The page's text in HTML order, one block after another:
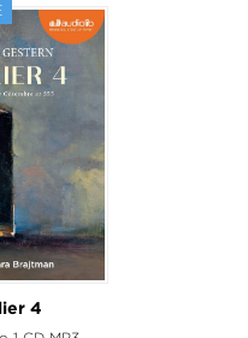
deux maris
4